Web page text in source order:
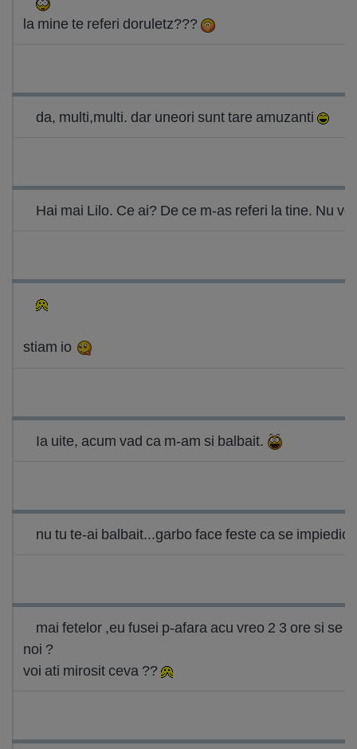
la mine te referi doruletz???
da, multi,multi. dar uneori sunt tare amuzanti
Hai mai Lilo. Ce ai? De ce m-as referi la tine. Nu
stiam io
Ia uite, acum vad ca m-am si balbait.
nu tu te-ai balbait...garbo face feste ca se
mai fetelor ,eu fusei p-afara acu vreo 2 3 ore si se
noi ?
voi ati mirosit ceva ??